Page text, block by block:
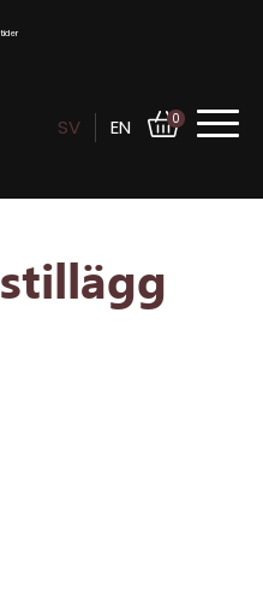
0
SV EN